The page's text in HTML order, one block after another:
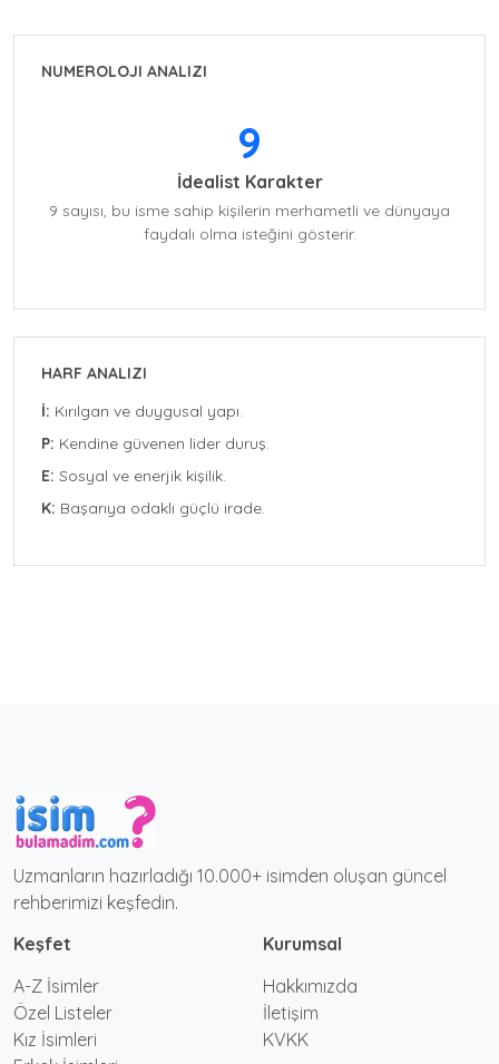
NUMEROLOJI ANALIZI
9
İdealist Karakter
9 sayısı, bu isme sahip kişilerin merhametli ve dünyaya
faydalı olma isteğini gösterir.
HARF ANALIZI
İ: Kırılgan ve duygusal yapı.
P: Kendine güvenen lider duruş.
E: Sosyal ve enerjik kişilik.
K: Başarıya odaklı güçlü irade.
Uzmanların hazırladığı 10.000+ isimden oluşan güncel
rehberimizi keşfedin.
Keşfet
A-Z İsimler
Özel Listeler
Kız İsimleri
Kurumsal
Hakkımızda
İletişim
KVKK